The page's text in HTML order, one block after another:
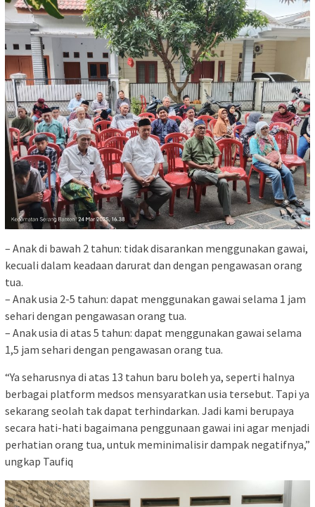
– Anak di bawah 2 tahun: tidak disarankan menggunakan gawai,
kecuali dalam keadaan darurat dan dengan pengawasan orang
tua.
– Anak usia 2-5 tahun: dapat menggunakan gawai selama 1 jam
sehari dengan pengawasan orang tua.
– Anak usia di atas 5 tahun: dapat menggunakan gawai selama
1,5 jam sehari dengan pengawasan orang tua.
“Ya seharusnya di atas 13 tahun baru boleh ya, seperti halnya
berbagai platform medsos mensyaratkan usia tersebut. Tapi ya
sekarang seolah tak dapat terhindarkan. Jadi kami berupaya
secara hati-hati bagaimana penggunaan gawai ini agar menjadi
perhatian orang tua, untuk meminimalisir dampak negatifnya,”
ungkap Taufiq